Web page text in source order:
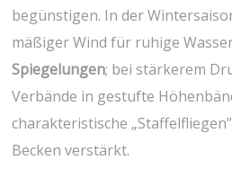
begünstigen. In der
mäßiger Wind für ruhige
Spiegelungen; bei stärkerem
Verbände ‍in ⁢gestufte
charakteristische
Becken verstärkt.